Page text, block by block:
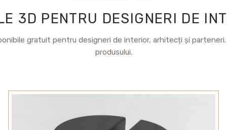
3D PENTRU DESIGNERI DE
gratuit pentru designeri de interior, arhitecți și
produsului.